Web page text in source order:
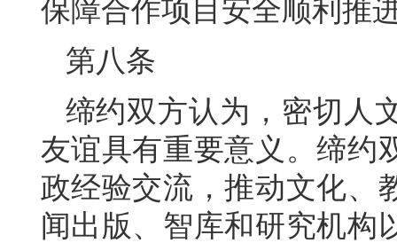
保障合作项目安全顺利推
第八条
缔约双方认为，密切人
友谊具有重要意义。缔约
政经验交流，推动文化、
闻出版、智库和研究机构